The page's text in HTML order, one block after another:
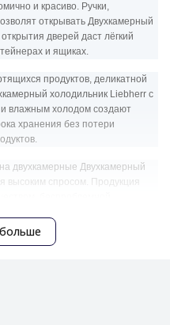
и красиво. Ручки,
открывать Двухкамерный
дверей даст лёгкий
и ящиках.
продуктов, деликатной
холодильник Liebherr с
влажным холодом создают
хранения без потери
двухкамерные Двухкамерный
высоким спросом. Продукция